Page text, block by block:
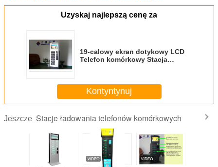
Uzyskaj najlepszą cenę za
19-calowy ekran dotykowy LCD
Telefon komórkowy Stacja
Kontyntynuj
Jeszcze Stacje ładowania telefonów komórkowych